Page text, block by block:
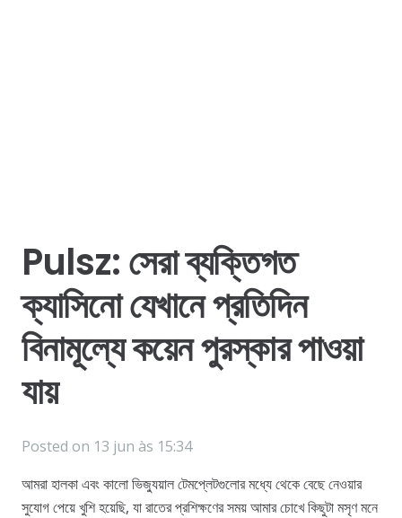
Pulsz: সেরা ব্যক্তিগত
ক্যাসিনো যেখানে প্রতিদিন
বিনামূল্যে কয়েন পুরস্কার পাওয়া
যায়
Posted on 13 jun às 15:34
আমরা হালকা এবং কালো ভিজ্যুয়াল টেমপ্লেটগুলোর মধ্যে থেকে বেছে নেওয়ার
সুযোগ পেয়ে খুশি হয়েছি, যা রাতের প্রশিক্ষণের সময় আমার চোখে কিছুটা মসৃণ মনে